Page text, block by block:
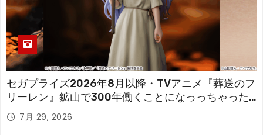
セガプライズ2026年8月以降・TVアニメ『葬送のフ
リーレン』鉱山で300年働くことになっっちゃった
「フリーレン」を立体化！
7月 29, 2026